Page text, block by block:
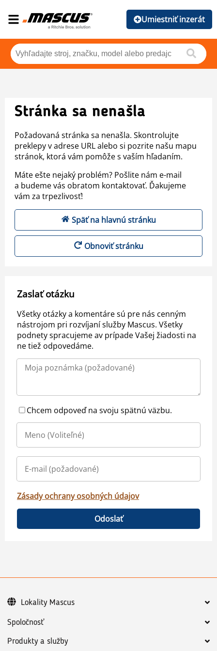
Umiestniť inzerát
Stránka sa nenašla
Požadovaná stránka sa nenašla. Skontrolujte
preklepy v adrese URL alebo si pozrite našu mapu
stránok, ktorá vám pomôže s vaším hľadaním.
Máte ešte nejaký problém? Pošlite nám e-mail
a budeme vás obratom kontaktovať. Ďakujeme
vám za trpezlivosť!
Späť na hlavnú stránku
Obnoviť stránku
Zaslať otázku
Všetky otázky a komentáre sú pre nás cenným
nástrojom pri rozvíjaní služby Mascus. Všetky
podnety spracujeme av prípade Vašej žiadosti na
ne tiež odpovedáme.
Chcem odpoveď na svoju spätnú väzbu.
Zásady ochrany osobných údajov
Odoslať
Spoločnosť
Produkty a služby
Lokality Mascus